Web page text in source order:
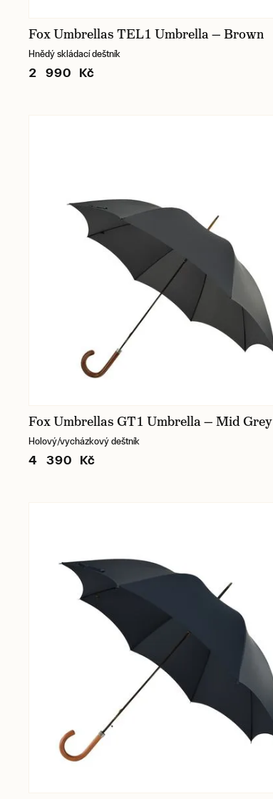
Fox Umbrellas TEL1 Umbrella — Brown
Hnědý skládací deštník
2 990 Kč
Fox Umbrellas GT1 Umbrella — Mid Grey
Holový/vycházkový deštník
4 390 Kč